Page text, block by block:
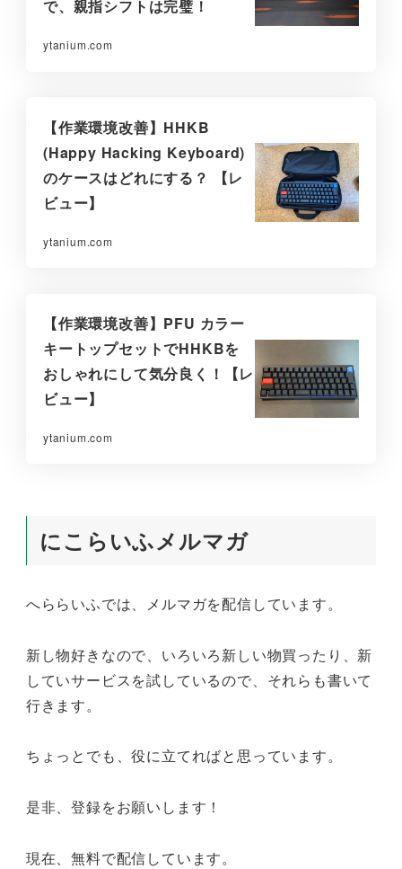
で、親指シフトは完璧！
ytanium.com
【作業環境改善】HHKB
(Happy Hacking Keyboard)
のケースはどれにする？ 【レ
ビュー】
ytanium.com
【作業環境改善】PFU カラー
キートップセットでHHKBを
おしゃれにして気分良く！【レ
ビュー】
ytanium.com
にこらいふメルマガ
へららいふでは、メルマガを配信しています。
新し物好きなので、いろいろ新しい物買ったり、新
していサービスを試しているので、それらも書いて
行きます。
ちょっとでも、役に立てればと思っています。
是非、登録をお願いします！
現在、無料で配信しています。